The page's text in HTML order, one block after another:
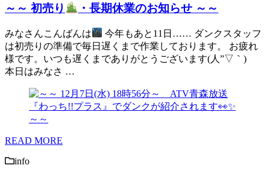
～～ 初売り ・長期休業のお知らせ ～～
みなさんこんばんは
今年もあと11日…… ダンクスタッフ
は初売りの準備で毎日遅くまで作業しております。 お疲れ
様です。いつも遅くまでありがとうございます(人”▽｀)
本日はみなさ …
READ MORE
info